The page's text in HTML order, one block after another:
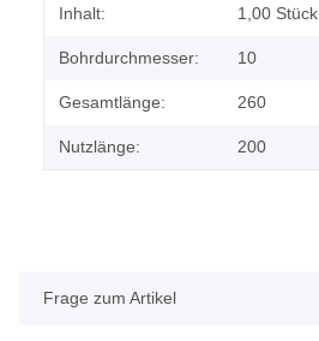
Produkteigenschaft
Wert
Inhalt: 1,00 Stück
Bohrdurchmesser: 10
Gesamtlänge: 260
Nutzlänge: 200
Frage zum Artikel